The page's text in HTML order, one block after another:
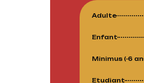
Adulte
Enfant
Minimus (-6
Etudiant